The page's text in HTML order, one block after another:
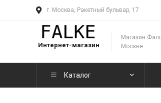
г. Москва, Ракетный бульвар, 17
Интернет-магазин
Магазин
Москве
Каталог